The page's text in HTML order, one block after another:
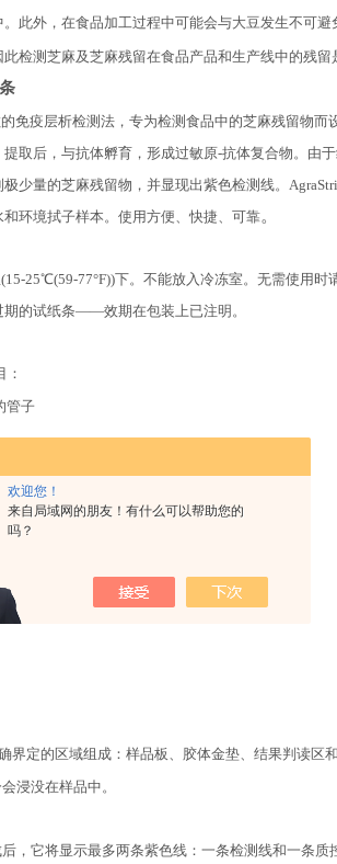
欢迎您！
来自局域网的朋友！有什么可以帮助您的
吗？
此外，在食品加工过程中可能会与大豆发生不可避
检测芝麻及芝麻残留在食品产品和生产线中的残留
免疫层析检测法，专为检测食品中的芝麻残留物而
取后，与抗体孵育，形成过敏原-抗体复合物。由
少量的芝麻残留物，并显现出紫色检测线。
环境拭子样本。使用方便、快捷、可靠。
25℃(59-77°F))下。不能放入冷冻室。无需使用时
的试纸条——效期在包装上已注明。
：
管子
界定的区域组成：样品板、胶体金垫、结果判读区和
浸没在样品中。
，它将显示最多两条紫色线：一条检测线和一条质